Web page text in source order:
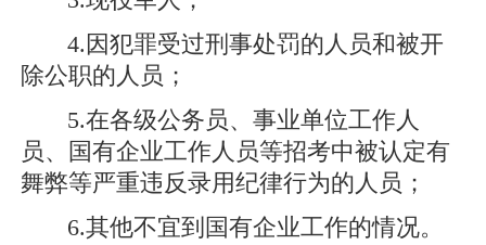
4.因犯罪受过刑事处罚的人员和被开
除公职的人员；
5.在各级公务员、事业单位工作人
员、国有企业工作人员等招考中被认定有
舞弊等严重违反录用纪律行为的人员；
6.其他不宜到国有企业工作的情况。